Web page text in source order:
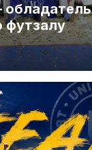
футзалу